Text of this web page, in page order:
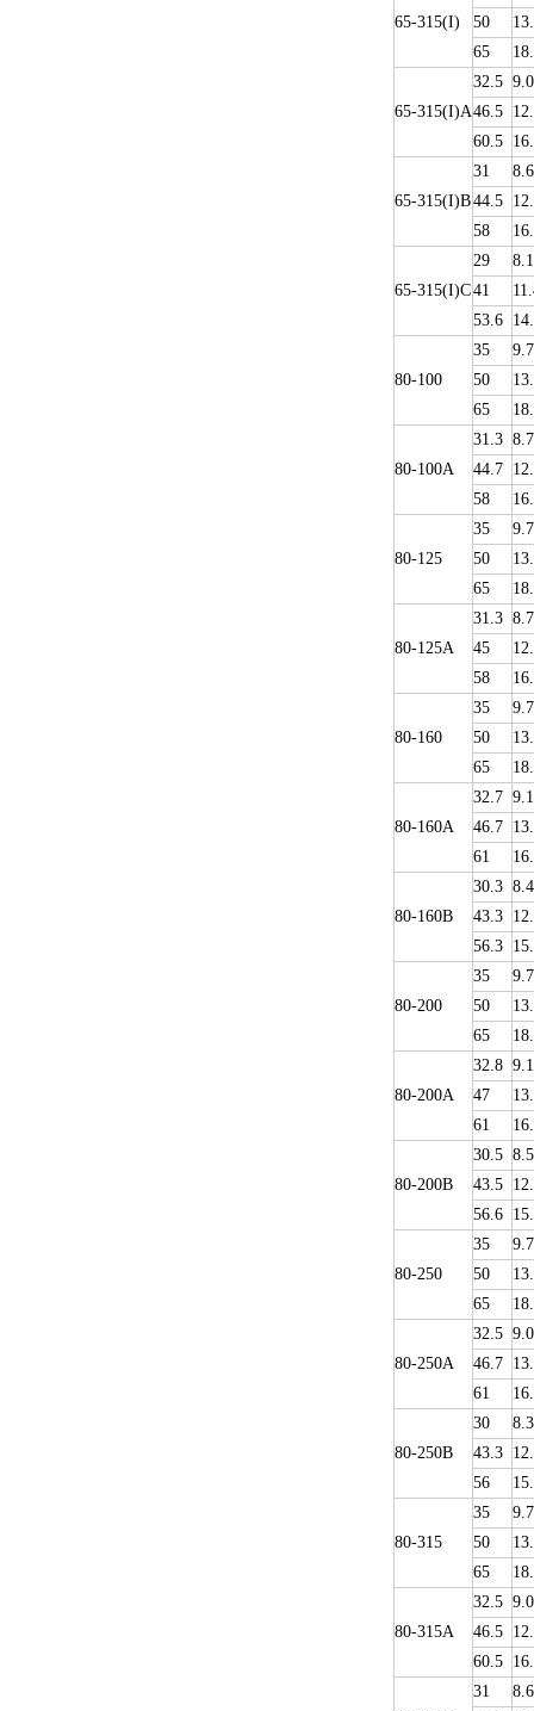
65-315(I)
50
65
65-315(I)A
32.5 9.0
46.5
60.5
65-315(I)B
31
8.6
44.5
58
65-315(I)C
29
8.1
41
53.6
80-100
35
50
65
80-100A
31.3 8.7
44.7
58
80-125
35
50
65
80-125A
31.3 8.7
45
58
80-160
35
50
65
80-160A
32.7 9.1
46.7
61
80-160B
30.3 8.4
43.3
56.3
80-200
35
50
65
80-200A
32.8 9.1
47
61
80-200B
30.5 8.5
43.5
56.6
80-250
35
50
65
80-250A
32.5 9.0
46.7
61
80-250B
30
8.3
43.3
56
80-315
35
50
65
80-315A
32.5 9.0
46.5
60.5
31
8.6